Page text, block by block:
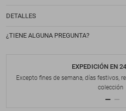
DETALLES
¿TIENE ALGUNA PREGUNTA?
EXPEDICIÓN EN
Excepto fines de semana, días festivos,
colección